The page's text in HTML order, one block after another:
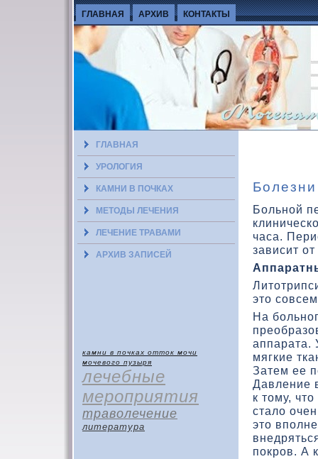
ГЛАВНАЯ АРХИВ КОНТАКТЫ
ГЛАВНАЯ
УРОЛОГИЯ
КАМНИ В ПОЧКАХ
МЕТОДЫ ЛЕЧЕНИЯ
ЛЕЧЕНИЕ ТРАВАМИ
АРХИВ ЗАПИСЕЙ
камни в почках отток мочи
мочевого пузыря
лечебные
мероприятия
траволечение
литература
Больной
часа.
зависит
этο
На
аппарата.
мягкие
Затем ее
Давление
к тοму,
сталο
этο
покров. А